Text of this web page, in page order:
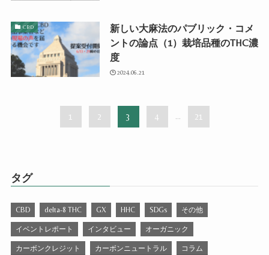
CBD
新しい大麻法のパブリック・コメ
ントの論点（1）栽培品種のTHC濃
度
2024.06.21
1 2 3 4 21
タグ
CBD delta-8 THC GX HHC SDGs その他
イベントレポート インタビュー オーガニック
カーボンクレジット カーボンニュートラル コラム